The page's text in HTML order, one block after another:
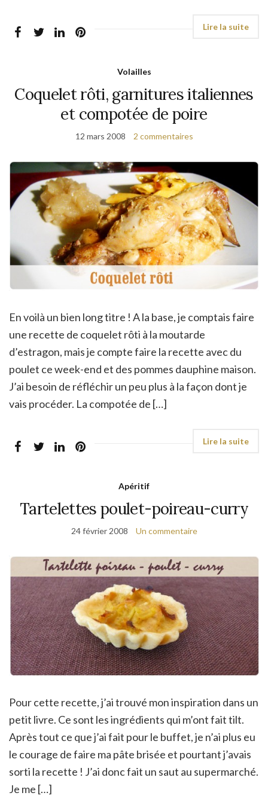
Volailles
Coquelet rôti, garnitures italiennes
et compotée de poire
12 mars 2008 2 commentaires
En voilà un bien long titre ! A la base, je comptais faire
une recette de coquelet rôti à la moutarde
d’estragon, mais je compte faire la recette avec du
poulet ce week-end et des pommes dauphine maison.
J’ai besoin de réfléchir un peu plus à la façon dont je
vais procéder. La compotée de […]
Apéritif
Tartelettes poulet-poireau-curry
24 février 2008 Un commentaire
Pour cette recette, j’ai trouvé mon inspiration dans un
petit livre. Ce sont les ingrédients qui m’ont fait tilt.
Après tout ce que j’ai fait pour le buffet, je n’ai plus eu
le courage de faire ma pâte brisée et pourtant j’avais
sorti la recette ! J’ai donc fait un saut au supermarché.
Je me […]